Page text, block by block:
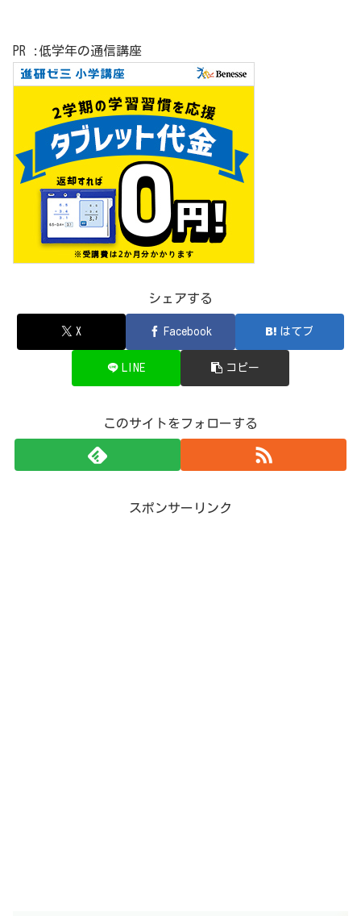
PR :低学年の通信講座
シェアする
X Facebook はてブ
LINE コピー
このサイトをフォローする
スポンサーリンク